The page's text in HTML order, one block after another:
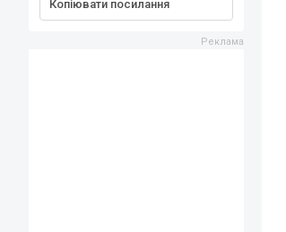
Копіювати посилання